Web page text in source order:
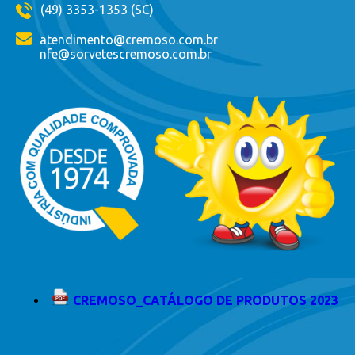
(49) 3353-1353 (SC)
atendimento@cremoso.com.br
nfe@sorvetescremoso.com.br
CREMOSO_CATÁLOGO DE PRODUTOS 2023